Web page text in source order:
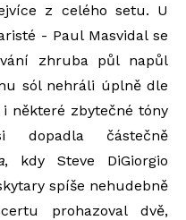
z celého setu. U
- Paul Masvidal se
zhruba půl napůl
sól nehráli úplně dle
některé zbytečné tóny
dopadla částečně
, kdy Steve DiGiorgio
spíše nehudebně
prohazoval dvě,